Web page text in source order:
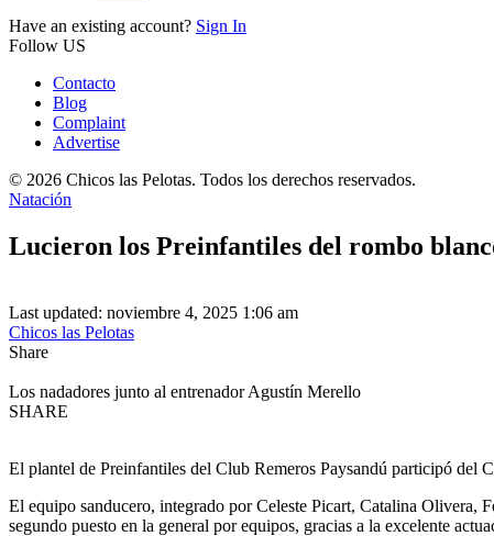
Have an existing account? Sign In
Follow US
Contacto
Blog
Complaint
Advertise
© 2026 Chicos las Pelotas. Todos los derechos reservados.
Natación
Lucieron los Preinfantiles del rombo
Last updated: noviembre 4, 2025 1:06 am
Chicos las Pelotas
Share
Los nadadores junto al entrenador Agustín Merello
SHARE
El plantel de Preinfantiles del Club Remeros Paysandú participó del
El equipo sanducero, integrado por Celeste Picart, Catalina
segundo puesto en la general por equipos, gracias a la excelente